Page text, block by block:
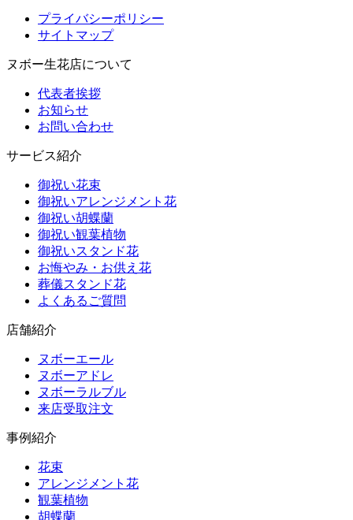
プライバシーポリシー
サイトマップ
ヌボー生花店について
代表者挨拶
お知らせ
お問い合わせ
サービス紹介
御祝い花束
御祝いアレンジメント花
御祝い胡蝶蘭
御祝い観葉植物
御祝いスタンド花
お悔やみ・お供え花
葬儀スタンド花
よくあるご質問
店舗紹介
ヌボーエール
ヌボーアドレ
ヌボーラルブル
来店受取注文
事例紹介
花束
アレンジメント花
観葉植物
胡蝶蘭